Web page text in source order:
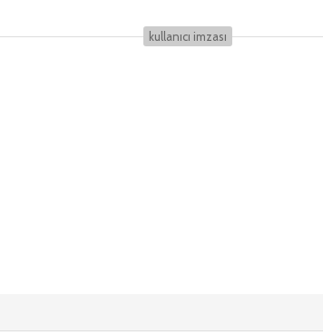
kullanıcı i̇mzası